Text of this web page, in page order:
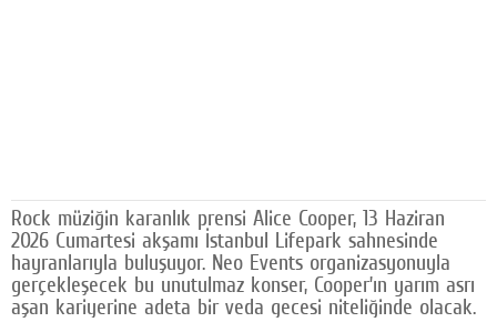
SOSYAL MEDYA
Facebook
Twitter
Rock müziğin karanlık prensi Alice Cooper, 13 Haziran
2026 Cumartesi akşamı İstanbul Lifepark sahnesinde
hayranlarıyla buluşuyor. Neo Events organizasyonuyla
gerçekleşecek bu unutulmaz konser, Cooper’ın yarım asrı
aşan kariyerine adeta bir veda gecesi niteliğinde olacak.